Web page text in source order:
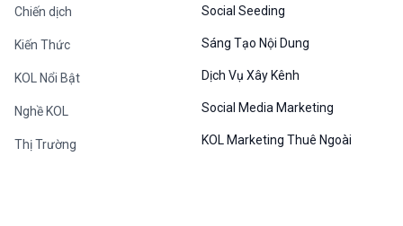
Chiến dịch
Kiến Thức
KOL Nổi Bật
Nghề KOL
Thị Trường
Social Seeding
Sáng Tạo Nội Dung
Dịch Vụ Xây Kênh
Social Media Marketing
KOL Marketing Thuê Ngoài